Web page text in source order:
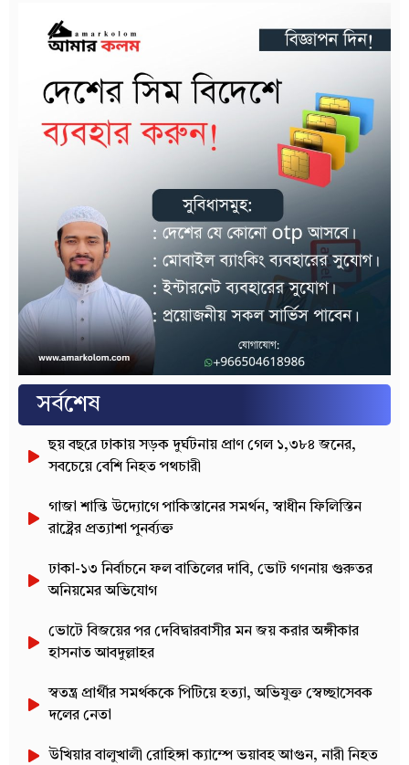
সর্বশেষ
ছয় বছরে ঢাকায় সড়ক দুর্ঘটনায় প্রাণ গেল ১,৩৮৪ জনের,
সবচেয়ে বেশি নিহত পথচারী
গাজা শান্তি উদ্যোগে পাকিস্তানের সমর্থন, স্বাধীন ফিলিস্তিন
রাষ্ট্রের প্রত্যাশা পুনর্ব্যক্ত
ঢাকা-১৩ নির্বাচনে ফল বাতিলের দাবি, ভোট গণনায় গুরুতর
অনিয়মের অভিযোগ
ভোটে বিজয়ের পর দেবিদ্বারবাসীর মন জয় করার অঙ্গীকার
হাসনাত আবদুল্লাহর
স্বতন্ত্র প্রার্থীর সমর্থককে পিটিয়ে হত্যা, অভিযুক্ত স্বেচ্ছাসেবক
দলের নেতা
উখিয়ার বালুখালী রোহিঙ্গা ক্যাম্পে ভয়াবহ আগুন, নারী নিহত